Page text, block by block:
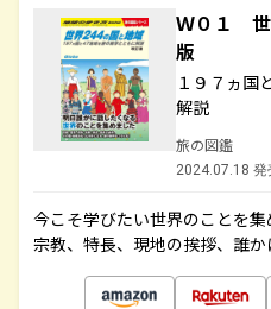
Ｗ０１
版
１９７ヵ国
解説
旅の図鑑
2024.07.18 発
今こそ学びたい世界のことを集
宗教、特長、現地の挨拶、誰か